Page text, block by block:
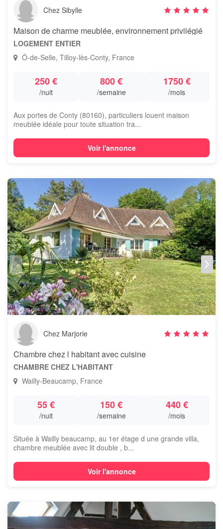
Chez Sibylle
Maison de charme meublée, environnement privilégié
LOGEMENT ENTIER
Ô-de-Selle, Tilloy-lès-Conty, France
250 €
/nuit
800 €
/semaine
1750 €
/mois
Aux portes de Conty (80160), particuliers louent maison
meublée idéale pour toute situation tra...
Voir l'annonce
Chez Marjorie
Chambre chez l habitant avec cuisine
CHAMBRE CHEZ L'HABITANT
Wailly-Beaucamp, France
55 €
/nuit
150 €
/semaine
440 €
/mois
Située à Wailly beaucamp, au 1er étage d une grande villa,
chambre meublée avec lit double , b...
Voir l'annonce